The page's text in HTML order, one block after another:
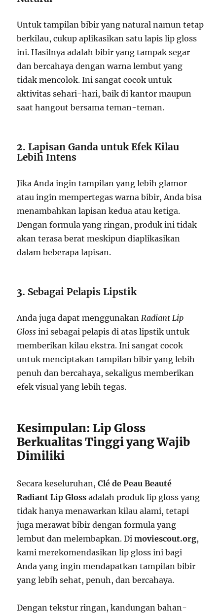
Untuk tampilan bibir yang natural namun tetap
berkilau, cukup aplikasikan satu lapis lip gloss
ini. Hasilnya adalah bibir yang tampak segar
dan bercahaya dengan warna lembut yang
tidak mencolok. Ini sangat cocok untuk
aktivitas sehari-hari, baik di kantor maupun
saat hangout bersama teman-teman.
2.Lapisan Ganda untuk Efek Kilau
Lebih Intens
Jika Anda ingin tampilan yang lebih glamor
atau ingin mempertegas warna bibir, Anda bisa
menambahkan lapisan kedua atau ketiga.
Dengan formula yang ringan, produk ini tidak
akan terasa berat meskipun diaplikasikan
dalam beberapa lapisan.
3. Sebagai Pelapis Lipstik
Anda juga dapat menggunakan Radiant Lip
Gloss ini sebagai pelapis di atas lipstik untuk
memberikan kilau ekstra. Ini sangat cocok
untuk menciptakan tampilan bibir yang lebih
penuh dan bercahaya, sekaligus memberikan
efek visual yang lebih tegas.
Kesimpulan: Lip Gloss
Berkualitas Tinggi yang Wajib
Dimiliki
Secara keseluruhan,Clé de Peau Beauté
Radiant Lip Gloss adalah produk lip gloss yang
tidak hanya menawarkan kilau alami, tetapi
juga merawat bibir dengan formula yang
lembut dan melembapkan. Dimoviescout.org,
kami merekomendasikan lip gloss ini bagi
Anda yang ingin mendapatkan tampilan bibir
yang lebih sehat, penuh, dan bercahaya.
Dengan tekstur ringan, kandungan bahan-